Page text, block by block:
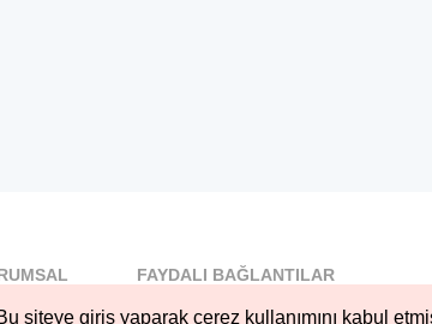
giriş yaparak çerez kullanımını kabul
FAYDALI BAĞLANTILAR